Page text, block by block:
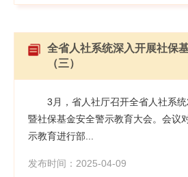
全省人社系统深入开展社保
（三）
3月，省人社厅召开全省人社系统
暨社保基金安全警示教育大会。会议
示教育进行部...
发布时间：2025-04-09